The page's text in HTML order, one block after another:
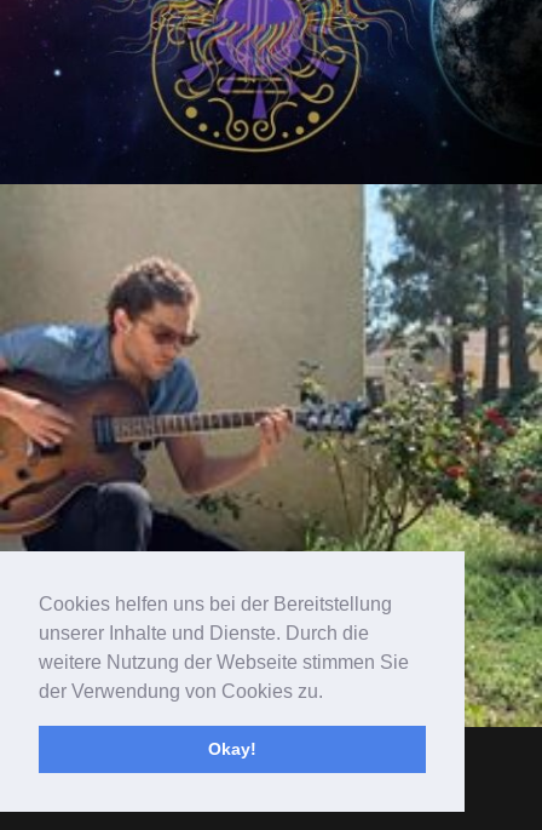
Cookies helfen uns bei der Bereitstellung
unserer Inhalte und Dienste. Durch die
weitere Nutzung der Webseite stimmen Sie
der Verwendung von Cookies zu.
Okay!